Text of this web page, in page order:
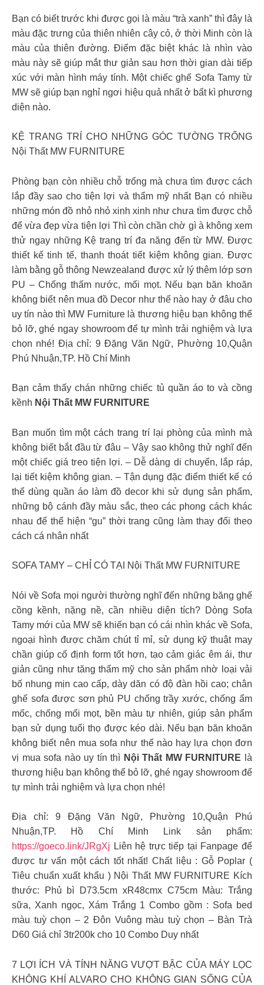
Bạn có biết trước khi được gọi là màu “trà xanh” thì đây là
màu đặc trưng của thiên nhiên cây cỏ, ở thời Minh còn là
màu của thiên đường. Điểm đặc biệt khác là nhìn vào
màu này sẽ giúp mắt thư giản sau hơn thời gian dài tiếp
xúc với màn hình máy tính. Một chiếc ghế Sofa Tamy từ
MW sẽ giúp bạn nghỉ ngơi hiệu quả nhất ở bất kì phương
diện nào.
KỆ TRANG TRÍ CHO NHỮNG GÓC TƯỜNG TRỐNG
Nội Thất MW FURNITURE
Phòng bạn còn nhiều chỗ trống mà chưa tìm được cách
lắp đầy sao cho tiện lợi và thẩm mỹ nhất Bạn có nhiều
những món đồ nhỏ nhỏ xinh xinh như chưa tìm được chỗ
để vừa đẹp vừa tiện lợi Thì còn chần chờ gì à không xem
thử ngay những Kệ trang trí đa năng đến từ MW. Được
thiết kế tinh tế, thanh thoát tiết kiệm không gian. Được
làm bằng gỗ thông Newzealand được xử lý thêm lớp sơn
PU – Chống thấm nước, mối mọt. Nếu bạn băn khoăn
không biết nên mua đồ Decor như thế nào hay ở đâu cho
uy tín nào thì MW Furniture là thương hiệu bạn không thể
bỏ lỡ, ghé ngay showroom để tự mình trải nghiệm và lựa
chọn nhé! Địa chỉ: 9 Đặng Văn Ngữ, Phường 10,Quận
Phú Nhuận,TP. Hồ Chí Minh
Bạn cảm thấy chán những chiếc tủ quần áo to và cồng
kềnh Nội Thất MW FURNITURE
Bạn muốn tìm một cách trang trí lại phòng của mình mà
không biết bắt đầu từ đâu – Vậy sao không thử nghĩ đến
một chiếc giá treo tiện lợi. – Dễ dàng di chuyển, lắp ráp,
lại tiết kiệm không gian. – Tận dụng đặc điểm thiết kế có
thể dùng quần áo làm đồ decor khi sử dụng sản phẩm,
những bộ cánh đầy màu sắc, theo các phong cách khác
nhau để thể hiện “gu” thời trang cũng làm thay đổi theo
cách cá nhân nhất
️SOFA TAMY – CHỈ CÓ TẠI Nội Thất MW FURNITURE
Nói về Sofa mọi người thường nghĩ đến những băng ghế
cồng kềnh, nặng nề, cần nhiều diện tích? Dòng Sofa
Tamy mới của MW sẽ khiến bạn có cái nhìn khác về Sofa,
ngoại hình được chăm chút tỉ mỉ, sử dụng kỹ thuật may
chần giúp cố định form tốt hơn, tạo cảm giác êm ái, thư
giản cũng như tăng thẩm mỹ cho sản phẩm nhờ loại vải
bố nhung mịn cao cấp, dày dăn có độ đàn hồi cao; chân
ghế sofa được sơn phủ PU chống trầy xước, chống ẩm
mốc, chống mối mọt, bền màu tự nhiên, giúp sản phẩm
bạn sử dụng tuổi thọ được kéo dài. Nếu bạn băn khoăn
không biết nên mua sofa như thế nào hay lựa chọn đơn
vị mua sofa nào uy tín thì Nội Thất MW FURNITURE là
thương hiệu bạn không thể bỏ lỡ, ghé ngay showroom để
tự mình trải nghiệm và lựa chọn nhé!
Địa chỉ: 9 Đặng Văn Ngữ, Phường 10,Quận Phú
Nhuận,TP. Hồ Chí Minh Link sản phẩm:
https://goeco.link/JRgXj Liên hệ trực tiếp tại Fanpage để
được tư vấn một cách tốt nhất! Chất liệu : Gỗ Poplar (
Tiêu chuẩn xuất khẩu ) Nội Thất MW FURNITURE Kích
thước: Phủ bì D73.5cm xR48cmx C75cm Màu: Trắng
sữa, Xanh ngọc, Xám Trắng 1 Combo gồm : Sofa bed
màu tuỳ chọn – 2 Đôn Vuông màu tuỳ chọn – Bàn Trà
D60 Giá chỉ 3tr200k cho 10 Combo Duy nhất
7 LỢI ÍCH VÀ TÍNH NĂNG VƯỢT BẬC CỦA MÁY LỌC
KHÔNG KHÍ ALVARO CHO KHÔNG GIAN SỐNG CỦA